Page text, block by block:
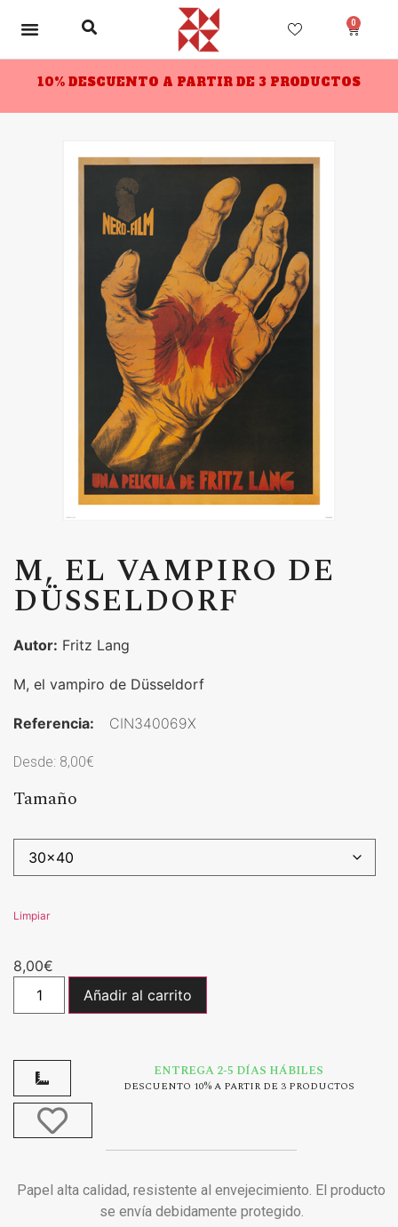
0
10% DESCUENTO A PARTIR DE 3 PRODUCTOS
M, EL VAMPIRO DE
DÜSSELDORF
Autor: Fritz Lang
M, el vampiro de Düsseldorf
Referencia: CIN340069X
Desde: 8,00€
Tamaño
Limpiar
8,00€
Añadir al carrito
ENTREGA 2-5 DÍAS HÁBILES
DESCUENTO 10% A PARTIR DE 3 PRODUCTOS
Papel alta calidad, resistente al envejecimiento. El producto
se envía debidamente protegido.